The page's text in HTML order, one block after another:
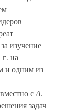
изучение
на
и одним из
сА.
задач